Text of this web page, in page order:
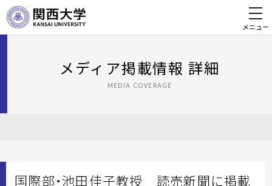
メニュー
メディア掲載情報 詳細
MEDIA COVERAGE
国際部・池田佳子教授 読売新聞に掲載